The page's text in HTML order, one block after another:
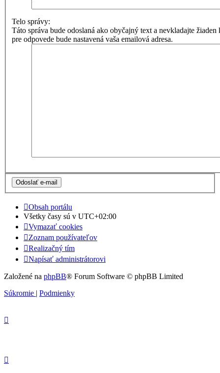
Telo správy:
Táto správa bude odoslaná ako obyčajný text a nevkladajte
pre odpovede bude nastavená vaša emailová adresa.
Obsah portálu
Všetky časy sú v UTC+02:00
Vymazať cookies
Zoznam používateľov
Realizačný tím
Napísať administrátorovi
Založené na phpBB® Forum Software © phpBB Limited
Súkromie | Podmienky